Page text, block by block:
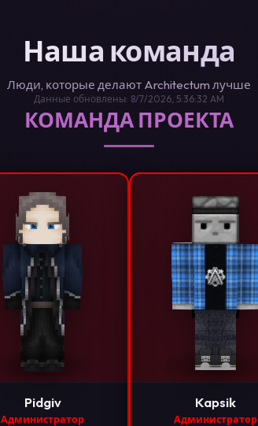
Наша команда
Люди, которые делают Architectum лучше
Данные обновлены: 8/7/2026, 5:36:32 AM
КОМАНДА ПРОЕКТА
Pidgiv
Администратор
Kapsik
Администратор